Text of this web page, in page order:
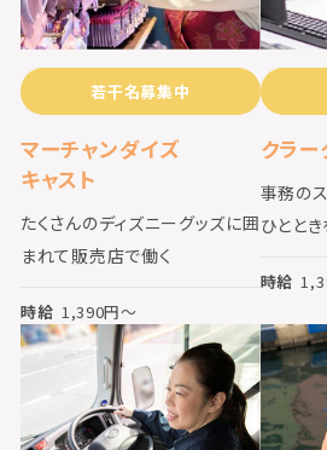
若干名募集中
マーチャンダイズ
キャスト
たくさんのディズニーグッズに囲
まれて販売店で働く
時給 1,390円〜
クラー
事務の
ひとと
時給